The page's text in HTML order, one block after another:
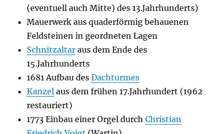
(eventuell auch Mitte) des 13.Jahrhunderts)
Mauerwerk aus quaderförmig behauenen
Feldsteinen in geordneten Lagen
Schnitzaltar aus dem Ende des
15.Jahrhunderts
1681 Aufbau desDachturmes
Kanzel aus dem frühen 17.Jahrhundert (1962
restauriert)
1773 Einbau einer Orgel durchChristian